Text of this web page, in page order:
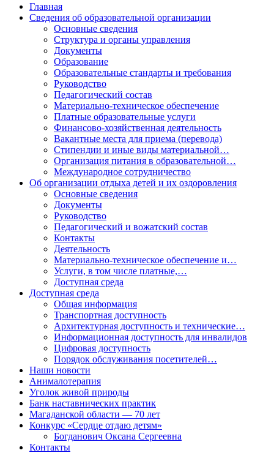
Главная
Сведения об образовательной организации
Основные сведения
Структура и органы управления
Документы
Образование
Образовательные стандарты и требования
Руководство
Педагогический состав
Материально-техническое обеспечение
Платные образовательные услуги
Финансово-хозяйственная деятельность
Вакантные места для приема (перевода)
Стипендии и иные виды материальной…
Организация питания в образовательной…
Международное сотрудничество
Об организации отдыха детей и их оздоровления
Основные сведения
Документы
Руководство
Педагогический и вожатский состав
Контакты
Деятельность
Материально-техническое обеспечение и…
Услуги, в том числе платные,…
Доступная среда
Доступная среда
Общая информация
Транспортная доступность
Архитектурная доступность и технические…
Информационная доступность для инвалидов
Цифровая доступность
Порядок обслуживания посетителей…
Наши новости
Анималотерапия
Уголок живой природы
Банк наставнических практик
Магаданской области — 70 лет
Конкурс «Сердце отдаю детям»
Богданович Оксана Сергеевна
Контакты